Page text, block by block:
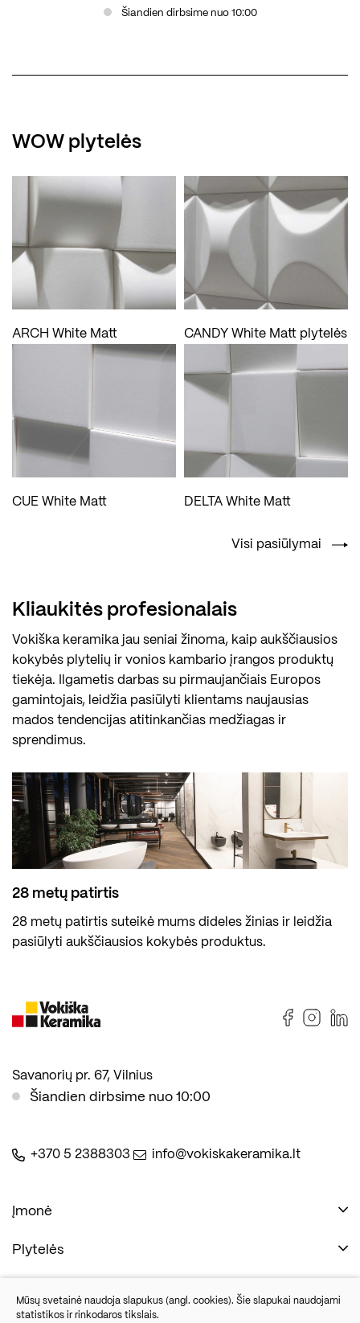
Šiandien dirbsime nuo 10:00
WOW plytelės
ARCH White Matt CANDY White Matt plytelės
CUE White Matt DELTA White Matt
Visi pasiūlymai
Kliaukitės profesionalais
Vokiška keramika jau seniai žinoma, kaip aukščiausios
kokybės plytelių ir vonios kambario įrangos produktų
tiekėja. Ilgametis darbas su pirmaujančiais Europos
gamintojais, leidžia pasiūlyti klientams naujausias
mados tendencijas atitinkančias medžiagas ir
sprendimus.
28 metų patirtis
28 metų patirtis suteikė mums dideles žinias ir leidžia
pasiūlyti aukščiausios kokybės produktus.
Savanorių pr. 67, Vilnius
Šiandien dirbsime nuo 10:00
+370 5 2388303 info@vokiskakeramika.lt
Įmonė
Plytelės
Naudinga
Kontaktai
Mūsų svetainė naudoja slapukus (angl. cookies). Šie slapukai naudojami
statistikos ir rinkodaros tikslais.